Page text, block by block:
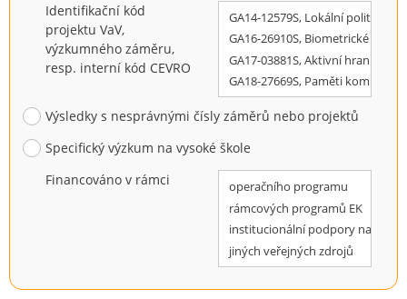
Identifikační kód
projektu VaV,
výzkumného záměru,
resp. interní kód CEVRO
Výsledky s nesprávnými čísly záměrů nebo projektů
Specifický výzkum na vysoké škole
Financováno v rámci